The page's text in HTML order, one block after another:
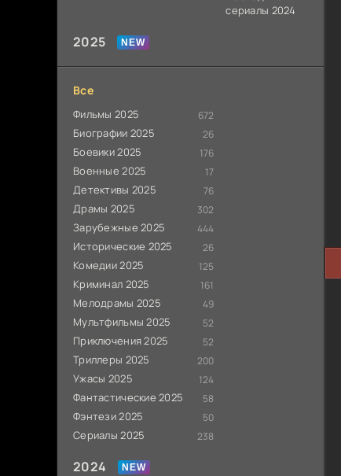
сериалы 2024
2025
Все
Фильмы 2025 672
Биографии 2025 26
Боевики 2025 176
Военные 2025 17
Детективы 2025 76
Драмы 2025 302
Зарубежные 2025 444
Исторические 2025 26
Комедии 2025 125
Криминал 2025 161
Мелодрамы 2025 49
Мультфильмы 2025 52
Приключения 2025 52
Триллеры 2025 200
Ужасы 2025 124
Фантастические 2025 58
Фэнтези 2025 50
Сериалы 2025 238
2024